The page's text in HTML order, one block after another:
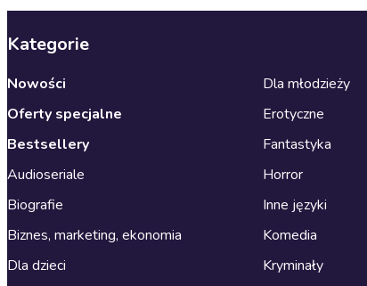
Kategorie
Nowości
Oferty specjalne
Bestsellery
Audioseriale
Biografie
Biznes, marketing, ekonomia
Dla dzieci
Dla młodzieży
Erotyczne
Fantastyka
Horror
Inne języki
Komedia
Kryminały